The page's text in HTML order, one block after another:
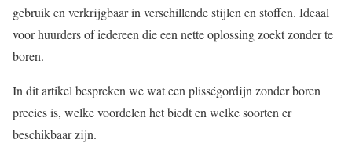
gebruik en verkrijgbaar in verschillende stijlen en stoffen. Ideaal
voor huurders of iedereen die een nette oplossing zoekt zonder te
boren.
In dit artikel bespreken we wat een plisségordijn zonder boren
precies is, welke voordelen het biedt en welke soorten er
beschikbaar zijn.